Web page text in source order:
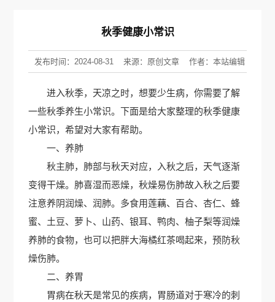
秋季健康小常识
发布时间：2024-08-31 来源：原创文章 作者：本站编辑
进入秋季，天凉之时，想要少生病，你需要了解
一些秋季养生小常识。下面是给大家整理的秋季健康
小常识，希望对大家有帮助。
一、养肺
秋主肺，肺部与秋天对应，入秋之后，天气逐渐
变得干燥。肺喜湿而恶燥，秋燥易伤肺故入秋之后要
注意养阴润燥、润肺。多食用莲藕、百合、杏仁、蜂
蜜、土豆、萝卜、山药、银耳、鸭肉、柚子梨等润燥
养肺的食物，也可以把胖大海橘红茶喝起来，预防秋
燥伤肺。
二、养胃
胃病在秋天是常见的疾病，胃肠道对于寒冷的刺